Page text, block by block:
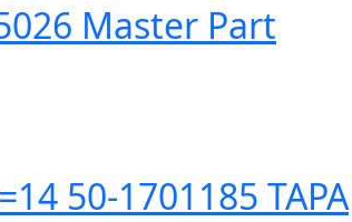
Master Part
50-1701185 ТАРА